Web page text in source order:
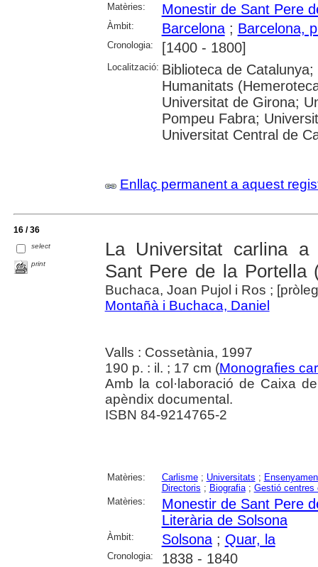
Matèries:
Monestir de Sant Pere
Àmbit: Barcelona; Barcelona,
Cronologia: [1400 - 1800]
Localització: Biblioteca de
Humanitats
Universitat de Girona;
Pompeu Fabra;
Universitat Central de
Enllaç permanent a aquest
16 / 36
select
print
La Universitat carlina a
Sant Pere de la Portella
Buchaca, Joan Pujol i Ros ;
Montañà i Buchaca, Daniel
Valls : Cossetània, 1997
190 p. : il. ; 17 cm (Monografies
Amb la col·laboració de Caixa
apèndix documental.
ISBN 84-9214765-2
Matèries: Carlisme; Universitats ;
Directoris ; Biografia; Gestió centres
Matèries:
Monestir de Sant Pere
Literària de Solsona
Àmbit: Solsona; Quar, la
Cronologia: 1838 - 1840